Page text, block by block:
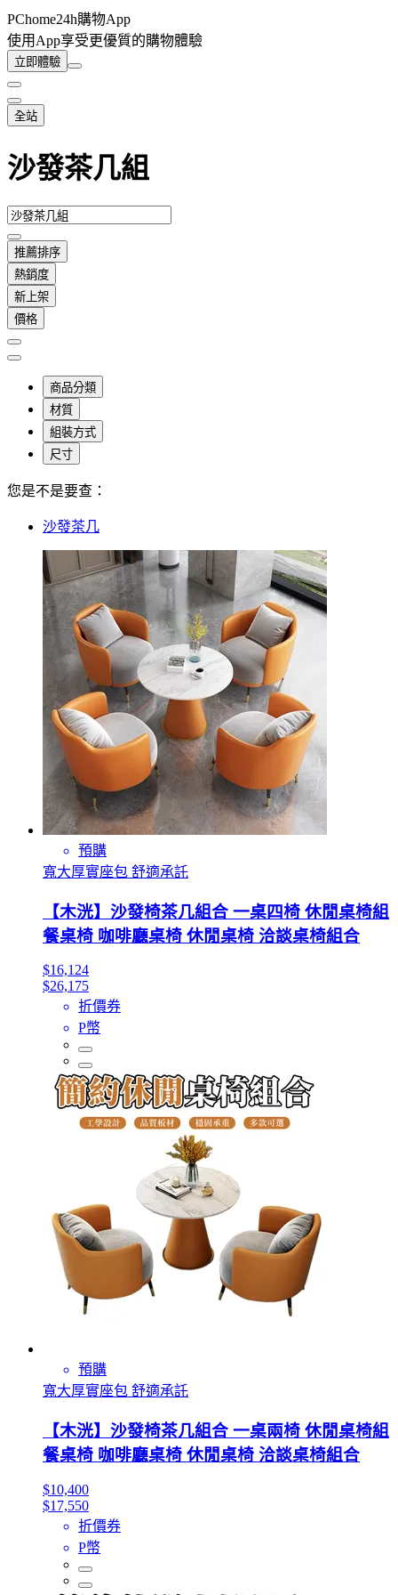
PChome24h購物App
使用App享受更優質的購物體驗
立即體驗
全站
沙發茶几組
推薦排序
熱銷度
新上架
價格
商品分類
材質
組裝方式
尺寸
您是不是要查：
沙發茶几
預購
寬大厚實座包 舒適承託
【木洸】沙發椅茶几組合 一桌四椅 休閒桌椅組
餐桌椅 咖啡廳桌椅 休閒桌椅 洽談桌椅組合
$16,124
$26,175
折價券
P幣
預購
寬大厚實座包 舒適承託
【木洸】沙發椅茶几組合 一桌兩椅 休閒桌椅組
餐桌椅 咖啡廳桌椅 休閒桌椅 洽談桌椅組合
$10,400
$17,550
折價券
P幣